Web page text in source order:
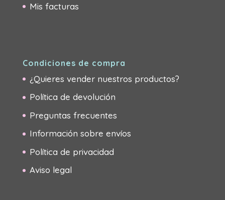
Mis facturas
Condiciones de compra
¿Quieres vender nuestros productos?
Política de devolución
Preguntas frecuentes
Información sobre envíos
Política de privacidad
Aviso legal